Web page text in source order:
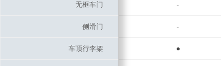
无框车门 -
侧滑门 -
车顶行李架 ●
无框车门
侧滑门
车顶行李架